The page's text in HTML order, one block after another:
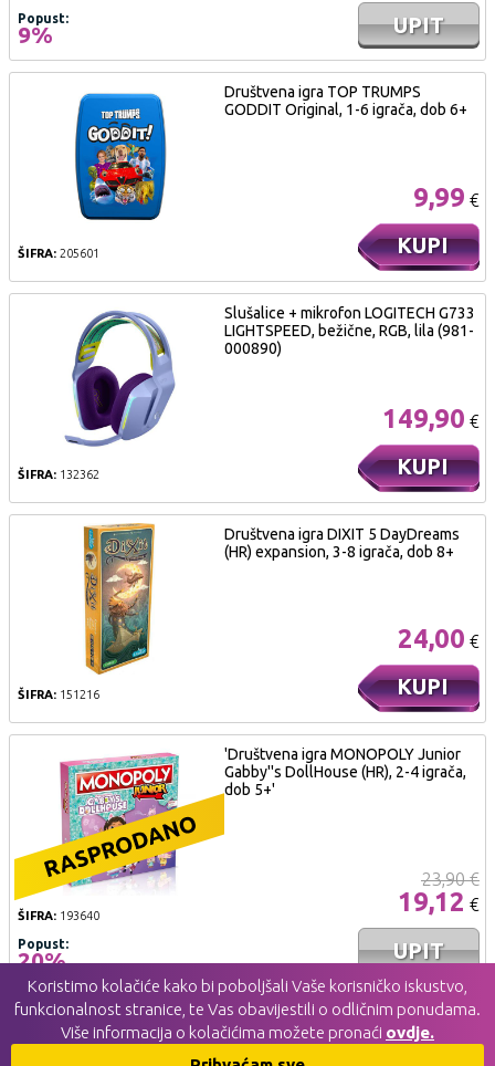
Popust:
9% UPIT
ŠIFRA: 205601
Društvena igra TOP TRUMPS
GODDIT Original, 1-6 igrača, dob 6+
9,99 €
KUPI
ŠIFRA: 132362
Slušalice + mikrofon LOGITECH G733
LIGHTSPEED, bežične, RGB, lila (981-
000890)
149,90 €
KUPI
ŠIFRA: 151216
Društvena igra DIXIT 5 DayDreams
(HR) expansion, 3-8 igrača, dob 8+
24,00 €
KUPI
ŠIFRA: 193640
Popust:
20%
'Društvena igra MONOPOLY Junior
Gabby''s DollHouse (HR), 2-4 igrača,
dob 5+'
23,90 €
19,12 €
UPIT
Prethodna 1/8 Sljedeća
Koristimo kolačiće kako bi poboljšali Vaše korisničko iskustvo,
funkcionalnost stranice, te Vas obavijestili o odličnim ponudama.
Više informacija o kolačićima možete pronaći ovdje.